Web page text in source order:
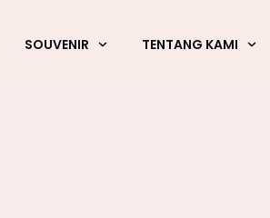
SOUVENIR TENTANG KAMI